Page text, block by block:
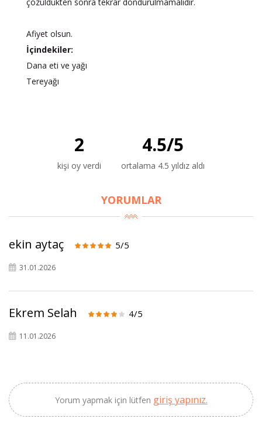
Afiyet olsun.
İçindekiler:
Dana eti ve yağı
Tereyağı
2
kişi oy verdi
4.5/5
ortalama 4.5 yıldız aldı
YORUMLAR
ekin aytaç 5/5
31.01.2026
Ekrem Selah 4/5
11.01.2026
Yorum yapmak için lütfen giriş yapınız.
BU HAFTANIN PLANLI İNDİRİMİ
2690,00 TL
2071,30 TL
Kaan Olgun Hasat
Naturel Sızma